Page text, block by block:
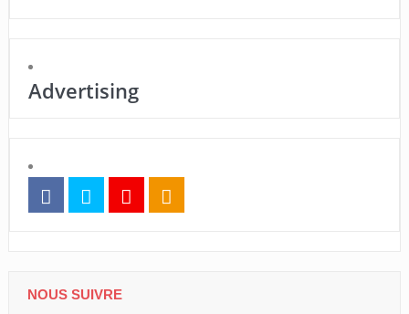
Advertising
NOUS SUIVRE